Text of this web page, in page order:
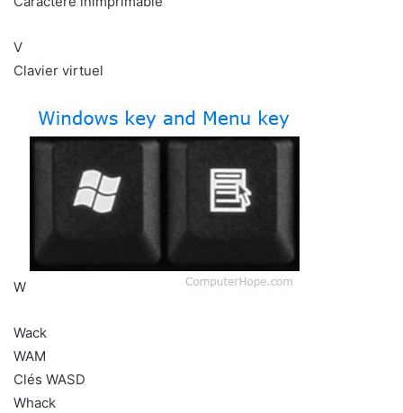
V
Clavier virtuel
W
Wack
WAM
Clés WASD
Whack